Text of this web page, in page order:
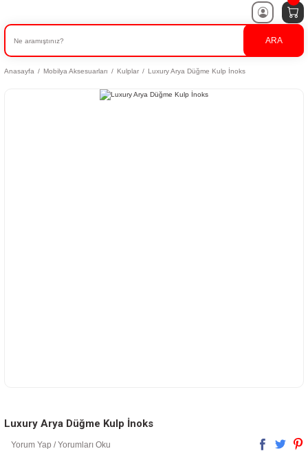
ARA
Anasayfa Mobilya Aksesuarları Kulplar Luxury Arya Düğme Kulp İnoks
Luxury Arya Düğme Kulp İnoks
Yorum Yap / Yorumları Oku